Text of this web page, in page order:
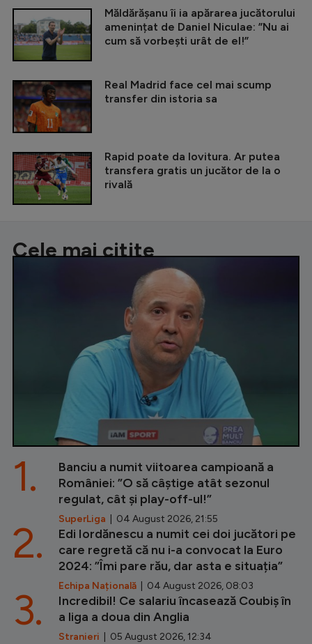
Măldărășanu îi ia apărarea jucătorului
amenințat de Daniel Niculae: ”Nu ai
cum să vorbești urât de el!”
Real Madrid face cel mai scump
transfer din istoria sa
Rapid poate da lovitura. Ar putea
transfera gratis un jucător de la o
rivală
Cele mai citite
Banciu a numit viitoarea campioană a
României: ”O să câștige atât sezonul
regulat, cât și play-off-ul!”
SuperLiga | 04 August 2026, 21:55
1.
Edi Iordănescu a numit cei doi jucători pe
care regretă că nu i-a convocat la Euro
2024: ”Îmi pare rău, dar asta e situația”
Echipa Națională | 04 August 2026, 08:03
2.
Incredibil! Ce salariu încasează Coubiș în
a liga a doua din Anglia
Stranieri | 05 August 2026, 12:34
3.